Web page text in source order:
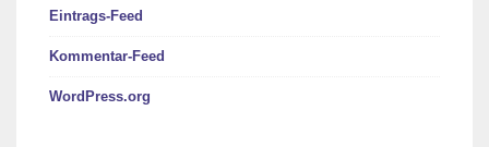
Eintrags-Feed
Kommentar-Feed
WordPress.org